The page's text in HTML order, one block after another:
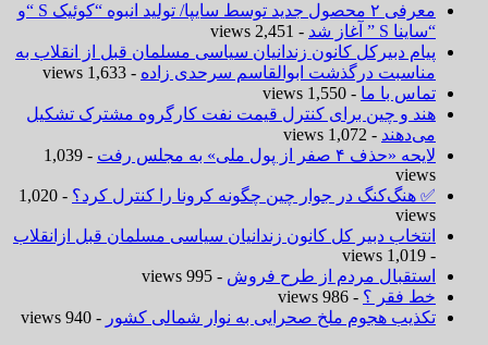
معرفی ۲ محصول جدید توسط سایپا/ تولید انبوه “کوئیک S “و
“ساینا S ” آغاز شد
- 2,451 views
پیام دبیرکل کانون زندانیان سیاسی مسلمان قبل از انقلاب به
مناسبت درگذشت ابوالقاسم سرحدی زاده - 1,633 views
تماس با ما - 1,550 views
هند و چین برای کنترل قیمت نفت کارگروه مشترک تشکیل
می‌دهند - 1,072 views
لایحه «حذف ۴ صفر از پول ملی» به مجلس رفت
- 1,039
views
✅ هنگ‌کنگ در جوار چین چگونه کرونا را کنترل کرد؟
- 1,020
views
انتخاب دبیر کل کانون زندانیان سیاسی مسلمان قبل ازانقلاب
- 1,019 views
استقبال مردم از طرح فروش - 995 views
خط فقر ؟ - 986 views
تکذیب هجوم ملخ صحرایی به نوار شمالی کشور - 940 views